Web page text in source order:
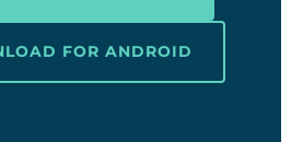
FOR ANDROID